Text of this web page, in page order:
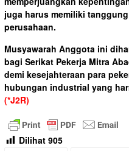
juga harus memiliki
perusahaan.
Musyawarah Anggota ini
bagi Serikat Pekerja Mitra
demi kesejahteraan para
hubungan industrial yang
(*J2R)
Dilihat 905